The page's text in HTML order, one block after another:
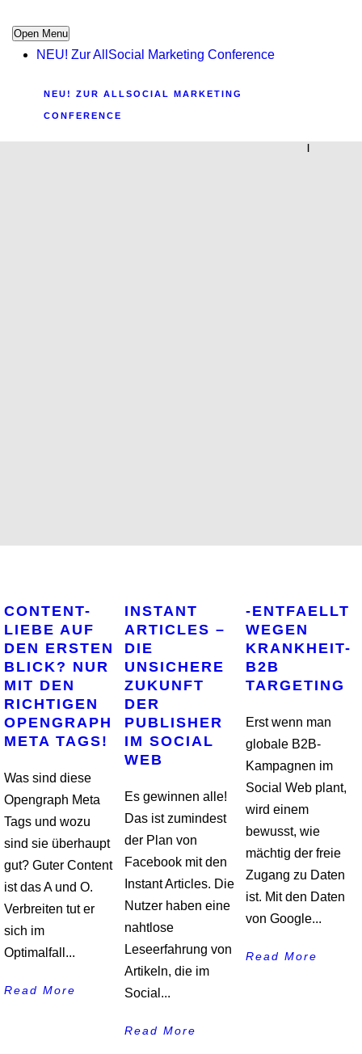
Open Menu
NEU! Zur AllSocial Marketing Conference
NEU! ZUR ALLSOCIAL MARKETING
CONFERENCE
|
CONTENT-
LIEBE AUF
DEN ERSTEN
BLICK? NUR
MIT DEN
RICHTIGEN
OPENGRAPH
META TAGS!
Was sind diese
Opengraph Meta
Tags und wozu
sind sie überhaupt
gut? Guter Content
ist das A und O.
Verbreiten tut er
sich im
Optimalfall...
Read More
INSTANT
ARTICLES –
DIE
UNSICHERE
ZUKUNFT
DER
PUBLISHER
IM SOCIAL
WEB
Es gewinnen alle!
Das ist zumindest
der Plan von
Facebook mit den
Instant Articles. Die
Nutzer haben eine
nahtlose
Leseerfahrung von
Artikeln, die im
Social...
Read More
-ENTFAELLT
WEGEN
KRANKHEIT-
B2B
TARGETING
Erst wenn man
globale B2B-
Kampagnen im
Social Web plant,
wird einem
bewusst, wie
mächtig der freie
Zugang zu Daten
ist. Mit den Daten
von Google...
Read More